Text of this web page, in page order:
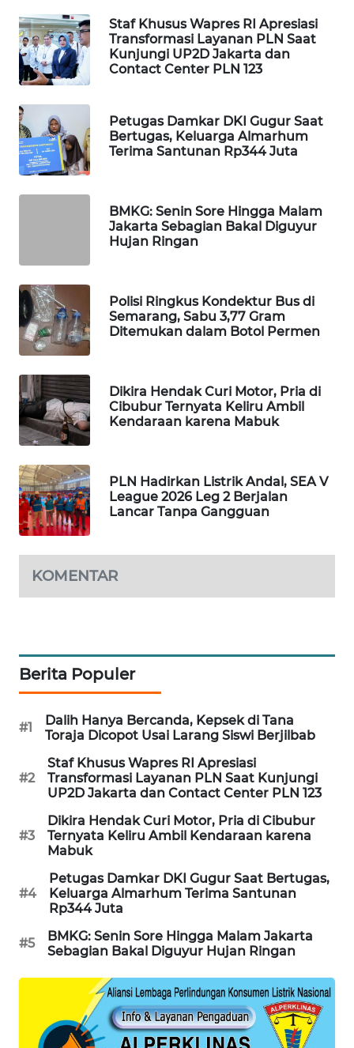
Staf Khusus Wapres RI Apresiasi
Transformasi Layanan PLN Saat
Kunjungi UP2D Jakarta dan
Contact Center PLN 123
Petugas Damkar DKI Gugur Saat
Bertugas, Keluarga Almarhum
Terima Santunan Rp344 Juta
BMKG: Senin Sore Hingga Malam
Jakarta Sebagian Bakal Diguyur
Hujan Ringan
Polisi Ringkus Kondektur Bus di
Semarang, Sabu 3,77 Gram
Ditemukan dalam Botol Permen
Dikira Hendak Curi Motor, Pria di
Cibubur Ternyata Keliru Ambil
Kendaraan karena Mabuk
PLN Hadirkan Listrik Andal, SEA V
League 2026 Leg 2 Berjalan
Lancar Tanpa Gangguan
KOMENTAR
Berita Populer
#1
Dalih Hanya Bercanda, Kepsek di Tana
Toraja Dicopot Usai Larang Siswi Berjilbab
#2
Staf Khusus Wapres RI Apresiasi
Transformasi Layanan PLN Saat Kunjungi
UP2D Jakarta dan Contact Center PLN 123
#3
Dikira Hendak Curi Motor, Pria di Cibubur
Ternyata Keliru Ambil Kendaraan karena
Mabuk
#4
Petugas Damkar DKI Gugur Saat Bertugas,
Keluarga Almarhum Terima Santunan
Rp344 Juta
#5
BMKG: Senin Sore Hingga Malam Jakarta
Sebagian Bakal Diguyur Hujan Ringan
SIBARAGAS
NEWS
METRO
NEWS
METRO
MEDAN
NEWS
KRT
NEWS
NEWS
JURNAL
MARITIM
HUMBANG
NEWS
GARONGGANG
NEWS
FISUELRI
ENERGI
NEWS
CILEUNGSI
NEWS
BERKAT
NEWS
BERAMPU
NEWS
ANUGERAH
NEWS
AKHLAK
NEWS